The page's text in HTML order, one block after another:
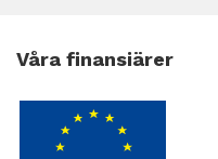
Våra finansiärer